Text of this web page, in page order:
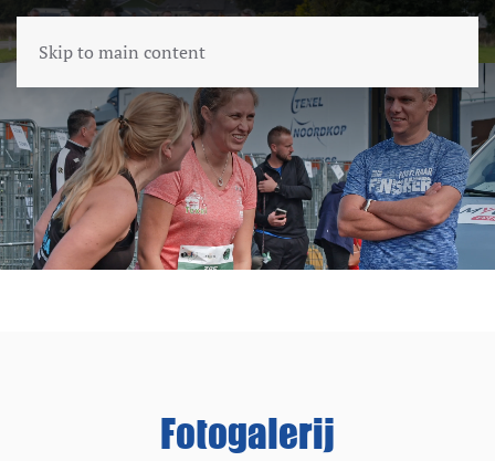
Skip to main content
Fotogalerij